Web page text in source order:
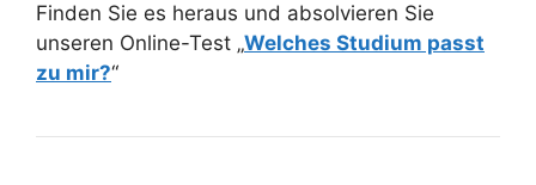
Finden Sie es heraus und absolvieren Sie
unseren Online-Test „Welches Studium passt
zu mir?“